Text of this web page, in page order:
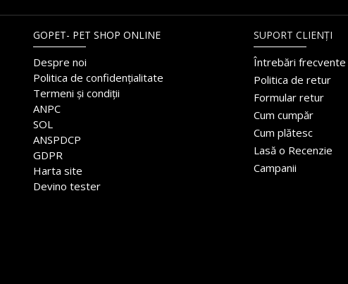
GOPET- PET SHOP ONLINE
Despre noi
Politica de confidențialitate
Termeni și condiții
ANPC
SOL
ANSPDCP
GDPR
Harta site
Devino tester
SUPORT CLIENȚI
Întrebări frecvente
Politica de retur
Formular retur
Cum cumpăr
Cum plătesc
Lasă o Recenzie
Campanii